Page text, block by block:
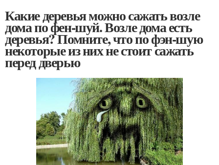
Какие деревья можно сажать возле
дома по фен-шуй. Возле дома есть
деревья? Помните, что по фэн-шую
некоторые из них не стоит сажать
перед дверью